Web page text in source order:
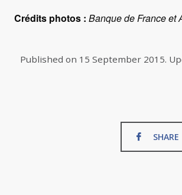
Crédits photos : Banque de France et
Published on 15 September 2015.
SHARE